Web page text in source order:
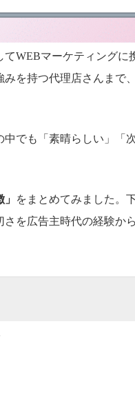
WEBマーケティングに
を持つ代理店さんまで
でも「素晴らしい」「
をまとめてみました。
を広告主時代の経験か